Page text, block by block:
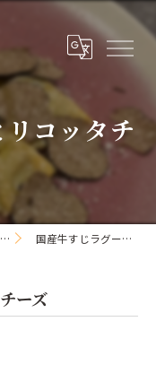
コッタチ
国産牛すじラグーとリコッタチーズ
ーズ